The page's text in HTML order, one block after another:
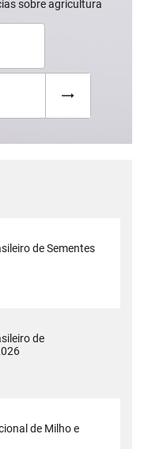
sobre agricultura
de Sementes
de
de Milho e